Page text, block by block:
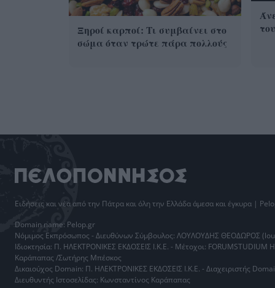
Ξηροί καρποί: Τι συμβαίνει στο
σώμα όταν τρώτε πάρα πολλούς
Ειδήσεις και νέα από την Πάτρα και όλη την Ελλάδα άμεσα και έγκυρα |
Domain name: Pelop.gr
Νόμιμος Εκπρόσωπος - Διευθύνων Σύμβουλος: ΛΟΥΛΟΥΔΗΣ ΘΕΟΔΩΡΟΣ
Ιδιοκτησία: Π. ΗΛΕΚΤΡΟΝΙΚΕΣ ΕΚΔΟΣΕΙΣ Ι.Κ.Ε. - Μέτοχοι: FORUMSTUDIUM
Καράπαπας /Σωτήρης Μπέσκος
Δικαιούχος Domain: Π. ΗΛΕΚΤΡΟΝΙΚΕΣ ΕΚΔΟΣΕΙΣ Ι.Κ.Ε. - Διαχειριστής
Διευθυντής Ιστοσελίδας: Κωνσταντίνος Καράπαπας